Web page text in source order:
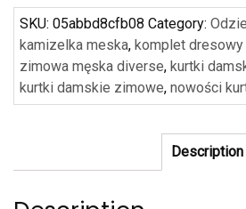
SKU: 05abbd8cfb08 Category:
kamizelka meska, komplet
zimowa męska diverse, kurtki
kurtki damskie zimowe, nowości
Description